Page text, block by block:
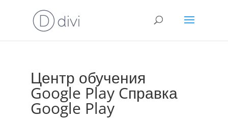
Центр обучения
Google Play Cправка
Google Play